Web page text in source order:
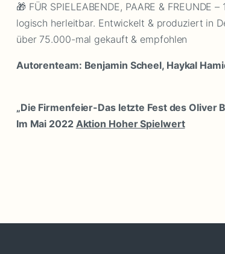
🎁 FÜR SPIELEABENDE, PAARE & FREUNDE
logisch herleitbar. Entwickelt & produziert in
über 75.000-mal gekauft & empfohlen
Autorenteam: Benjamin Scheel, Haykal
„Die Firmenfeier-Das letzte Fest des Oliver
Im Mai 2022 Aktion Hoher Spielwert